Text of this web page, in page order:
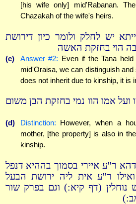
[his wife only] mid'Rabanan.
Chazakah of the wife's heirs.
יש לחלק ולומר כיון דירושת
הוי בחזקת האשה
(c) Answer #2: Even if the Tana
mid'Oraisa, we can distinguish
does not inherit due to kinship, it is
ועל אמו הוו נמי בחזקת הבן משום
(d) Distinction: However, when a
mother, [the property] is also in
kinship.
ר''ע איירי בסמוך בההיא דנפל
ר''ע אית ליה ירושת הבעל
נוחלין (דף קיא:) וגם בפרק שור